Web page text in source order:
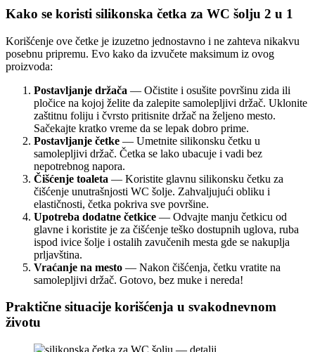
Kako se koristi silikonska četka za WC šolju 2 u 1
Korišćenje ove četke je izuzetno jednostavno i ne zahteva nikakvu
posebnu pripremu. Evo kako da izvučete maksimum iz ovog
proizvoda:
Postavljanje držača — Očistite i osušite površinu zida ili
pločice na kojoj želite da zalepite samolepljivi držač. Uklonite
zaštitnu foliju i čvrsto pritisnite držač na željeno mesto.
Sačekajte kratko vreme da se lepak dobro prime.
Postavljanje četke — Umetnite silikonsku četku u
samolepljivi držač. Četka se lako ubacuje i vadi bez
nepotrebnog napora.
Čišćenje toaleta — Koristite glavnu silikonsku četku za
čišćenje unutrašnjosti WC šolje. Zahvaljujući obliku i
elastičnosti, četka pokriva sve površine.
Upotreba dodatne četkice — Odvajte manju četkicu od
glavne i koristite je za čišćenje teško dostupnih uglova, ruba
ispod ivice šolje i ostalih zavučenih mesta gde se nakuplja
prljavština.
Vraćanje na mesto — Nakon čišćenja, četku vratite na
samolepljivi držač. Gotovo, bez muke i nereda!
Praktične situacije korišćenja u svakodnevnom
životu